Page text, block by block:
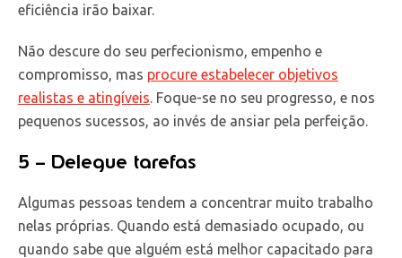
eficiência irão baixar.
Não descure do seu perfecionismo, empenho e
compromisso, mas procure estabelecer objetivos
realistas e atingíveis . Foque-se no seu progresso, e nos
pequenos sucessos, ao invés de ansiar pela perfeição.
5 – Delegue tarefas
Algumas pessoas tendem a concentrar muito trabalho
nelas próprias. Quando está demasiado ocupado, ou
quando sabe que alguém está melhor capacitado para